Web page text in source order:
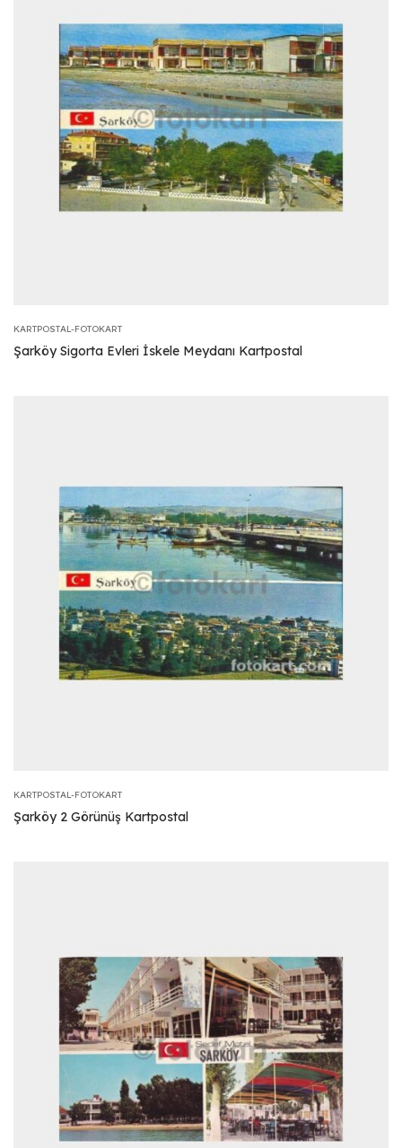
KARTPOSTAL-FOTOKART
Şarköy Sigorta Evleri İskele Meydanı Kartpostal
KARTPOSTAL-FOTOKART
Şarköy 2 Görünüş Kartpostal